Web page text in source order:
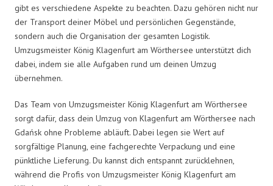
gibt es verschiedene Aspekte zu beachten. Dazu gehören nicht nur
der Transport deiner Möbel und persönlichen Gegenstände,
sondern auch die Organisation der gesamten Logistik.
Umzugsmeister König Klagenfurt am Wörthersee unterstützt dich
dabei, indem sie alle Aufgaben rund um deinen Umzug
übernehmen.
Das Team von Umzugsmeister König Klagenfurt am Wörthersee
sorgt dafür, dass dein Umzug von Klagenfurt am Wörthersee nach
Gdańsk ohne Probleme abläuft. Dabei legen sie Wert auf
sorgfältige Planung, eine fachgerechte Verpackung und eine
pünktliche Lieferung. Du kannst dich entspannt zurücklehnen,
während die Profis von Umzugsmeister König Klagenfurt am